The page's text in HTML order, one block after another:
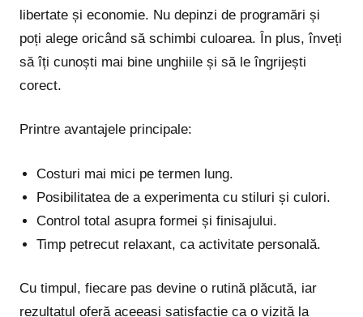
libertate și economie. Nu depinzi de programări și
poți alege oricând să schimbi culoarea. În plus, înveți
să îți cunoști mai bine unghiile și să le îngrijești
corect.
Printre avantajele principale:
Costuri mai mici pe termen lung.
Posibilitatea de a experimenta cu stiluri și culori.
Control total asupra formei și finisajului.
Timp petrecut relaxant, ca activitate personală.
Cu timpul, fiecare pas devine o rutină plăcută, iar
rezultatul oferă aceeași satisfacție ca o vizită la